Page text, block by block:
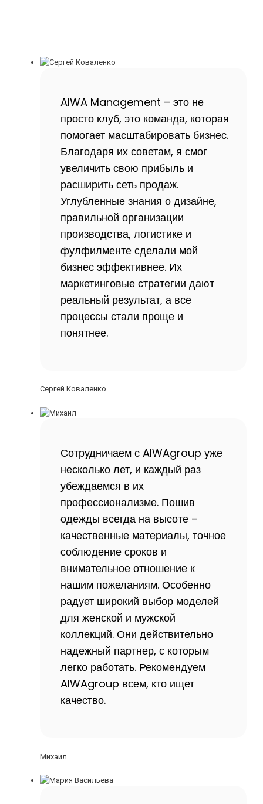
AIWA Management – это не
просто клуб, это команда, которая
помогает масштабировать бизнес.
Благодаря их советам, я смог
увеличить свою прибыль и
расширить сеть продаж.
Углубленные знания о дизайне,
правильной организации
производства, логистике и
фулфилменте сделали мой
бизнес эффективнее. Их
маркетинговые стратегии дают
реальный результат, а все
процессы стали проще и
понятнее.
Сергей Коваленко
Сотрудничаем с AIWAgroup уже
несколько лет, и каждый раз
убеждаемся в их
профессионализме. Пошив
одежды всегда на высоте –
качественные материалы, точное
соблюдение сроков и
внимательное отношение к
нашим пожеланиям. Особенно
радует широкий выбор моделей
для женской и мужской
коллекций. Они действительно
надежный партнер, с которым
легко работать. Рекомендуем
AIWAgroup всем, кто ищет
качество.
Михаил